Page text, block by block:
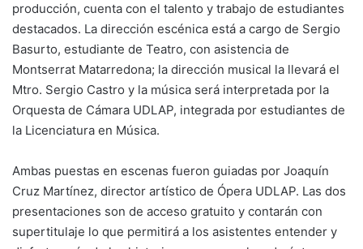
producción, cuenta con el talento y trabajo de estudiantes
destacados. La dirección escénica está a cargo de Sergio
Basurto, estudiante de Teatro, con asistencia de
Montserrat Matarredona; la dirección musical la llevará el
Mtro. Sergio Castro y la música será interpretada por la
Orquesta de Cámara UDLAP, integrada por estudiantes de
la Licenciatura en Música.
Ambas puestas en escenas fueron guiadas por Joaquín
Cruz Martínez, director artístico de Ópera UDLAP. Las dos
presentaciones son de acceso gratuito y contarán con
supertitulaje lo que permitirá a los asistentes entender y